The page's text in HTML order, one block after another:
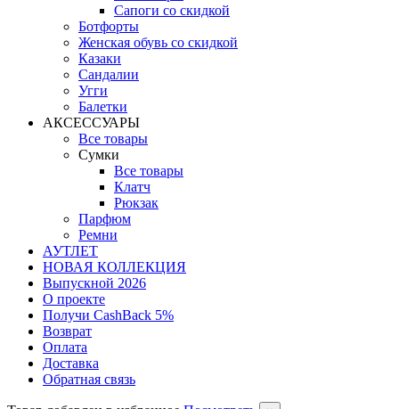
Сапоги со скидкой
Ботфорты
Женская обувь со скидкой
Казаки
Сандалии
Угги
Балетки
АКСЕССУАРЫ
Все товары
Сумки
Все товары
Клатч
Рюкзак
Парфюм
Ремни
АУТЛЕТ
НОВАЯ КОЛЛЕКЦИЯ
Выпускной 2026
О проекте
Получи CashBack 5%
Возврат
Оплата
Доставка
Обратная связь